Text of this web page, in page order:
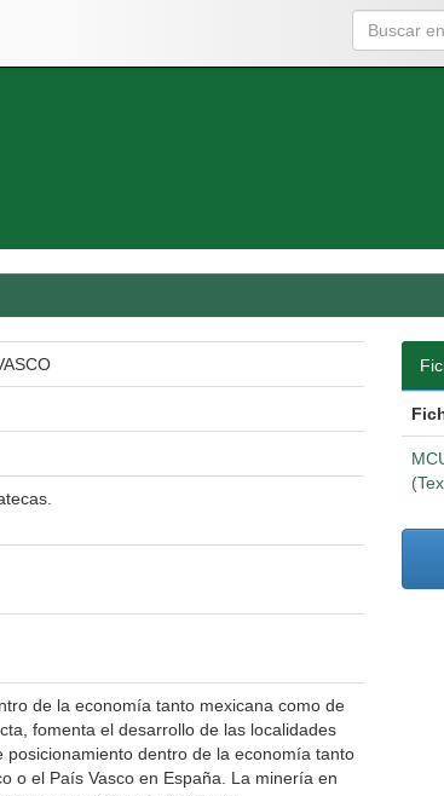
de la economía tanto mexicana como de
fomenta el desarrollo de las localidades
dentro de la economía tanto
o el País Vasco en España. La minería en